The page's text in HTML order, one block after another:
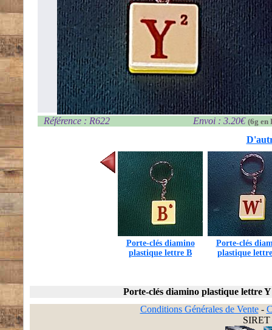
Référence : R622 Envoi : 3.20€ (6g en
Porte-clés diamino
plastique lettre B
Porte-clés
plastique
Porte-clés diamino plastique lettre Y
Conditions Générales de Vente-
SIRET